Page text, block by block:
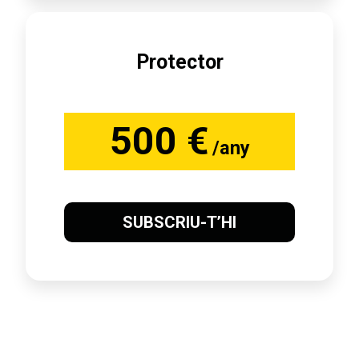
Protector
500 € /any
SUBSCRIU-T’HI